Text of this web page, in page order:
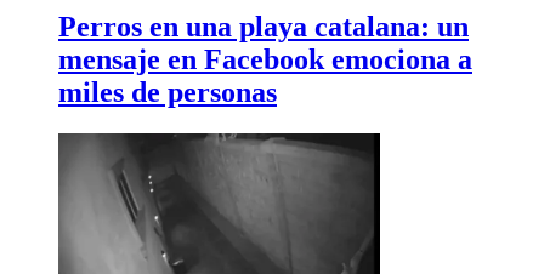
Perros en una playa catalana: un
mensaje en Facebook emociona a
miles de personas